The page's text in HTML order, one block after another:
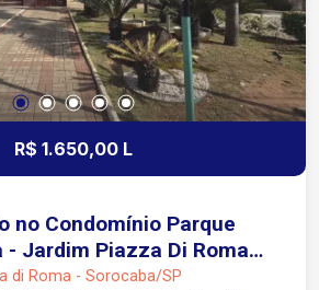
sua visita!
R$ 1.650,00 L
no Condomínio Parque
- Jardim Piazza Di Roma -
di Roma - Sorocaba/SP